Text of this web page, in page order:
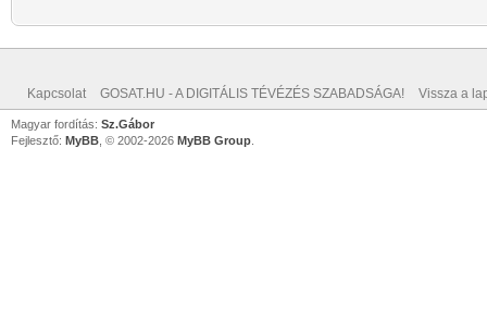
Kapcsolat GOSAT.HU - A DIGITÁLIS TÉVÉZÉS SZABADSÁGA! Vissza a
Magyar fordítás: Sz.Gábor
Fejlesztő: MyBB , © 2002-2026 MyBB Group